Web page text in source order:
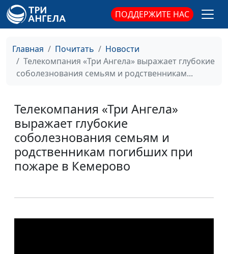
ПОДДЕРЖИТЕ НАС
Главная Почитать
Новости
Телекомпания «Три Ангела» выражает глубокие
соболезнования семьям и родственникам...
Телекомпания «Три Ангела»
выражает глубокие
соболезнования семьям и
родственникам погибших при
пожаре в Кемерово